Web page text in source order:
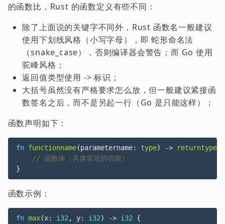
的函数比，Rust 的函数定义有些不同：
除了上面说的关键字不同外，Rust 函数名一般建议
使用下划线风格（小写字母），即 蛇形命名法
（snake_case），否则编译器会警告；而 Go 使用
驼峰风格；
返回值类型使用 -> 标识；
大括号虽然没有严格要求怎么放，但一般建议紧接函
数签名之后，而不是另起一行（Go 是只能这样）；
函数声明如下：
fn functionname(parametername: type) -> returntype
}
函数示例：
fn max(x: i32 , y: i32) -> i32
{